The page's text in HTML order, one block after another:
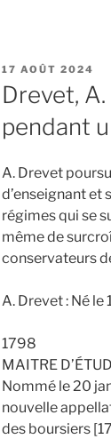
PUBLIÉ
LE
17 AOÛT 2024
Drevet,
pendant
A. Drevet
d’enseignant et
régimes qui se
même de
conservateurs
A. Drevet : Né
1798
MAITRE
Nommé le 20
nouvelle
des boursiers